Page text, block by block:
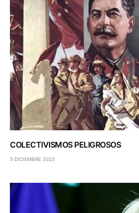
COLECTIVISMOS PELIGROSOS
5 DICIEMBRE 2023